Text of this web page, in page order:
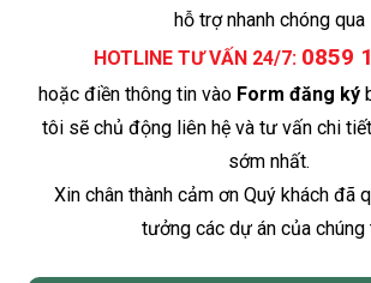
hỗ trợ nhanh chóng qua
HOTLINE TƯ VẤN 24/7: 0859
hoặc điền thông tin vào Form đăng ký
tôi sẽ chủ động liên hệ và tư vấn chi
sớm nhất.
Xin chân thành cảm ơn Quý khách đã
tưởng các dự án của chúng